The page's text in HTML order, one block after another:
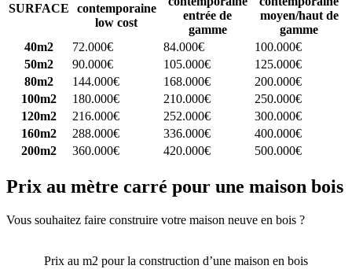
SURFACE
contemporaine
low cost
entrée de
gamme
moyen/haut de
gamme
40m2
72.000€ 84.000€
100.000€
50m2
90.000€ 105.000€
125.000€
80m2
144.000€ 168.000€
200.000€
100m2
180.000€ 210.000€
250.000€
120m2
216.000€ 252.000€
300.000€
160m2
288.000€ 336.000€
400.000€
200m2
360.000€ 420.000€ 500.000€
Prix au mètre carré pour une maison bois
Vous souhaitez faire construire votre maison neuve en bois ?
Prix au m2 pour la construction d’une maison en bois